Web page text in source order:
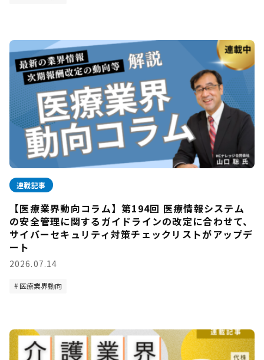
連載記事
【医療業界動向コラム】第194回 医療情報システム
の安全管理に関するガイドラインの改定に合わせて、
サイバーセキュリティ対策チェックリストがアップデ
ート
2026.07.14
医療業界動向